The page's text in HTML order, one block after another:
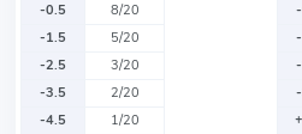
-0.5
8/20
-1.5
5/20
-2.5
3/20
-3.5
2/20
-4.5
1/20